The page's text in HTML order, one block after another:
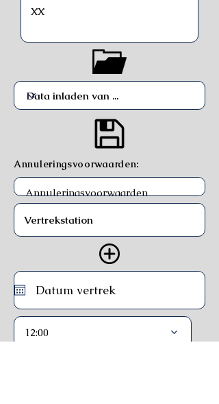
Annuleringsvoorwaarden:
12:00